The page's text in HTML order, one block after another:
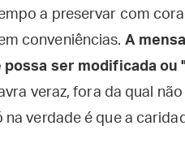
a preservar com
conveniências. A
possa ser modificada
veraz, fora da qual
na verdade é que a